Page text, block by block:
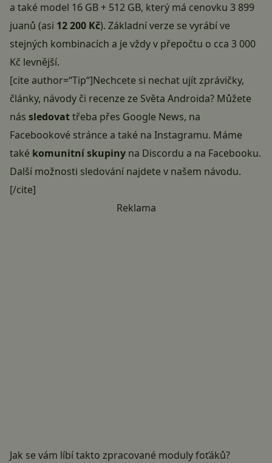
a také model 16 GB + 512 GB, který má cenovku 3 899
juanů (asi 12 200 Kč). Základní verze se vyrábí ve
stejných kombinacích a je vždy v přepočtu o cca 3 000
Kč levnější.
[cite author=“Tip“]Nechcete si nechat ujít zprávičky,
články, návody či recenze ze Světa Androida? Můžete
nás sledovattřeba přes Google News, na
Facebookové stráncea také na Instagramu. Máme
také komunitní skupiny na Discordu a na Facebooku.
Další možnosti sledování najdete v našem návodu.
[/cite]
Reklama
Jak se vám líbí takto zpracované moduly foťáků?